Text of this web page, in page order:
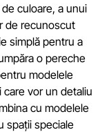
culoare, a unui
de recunoscut
simplă pentru a
o pereche
modelele
vor un detaliu
cu modelele
spații speciale